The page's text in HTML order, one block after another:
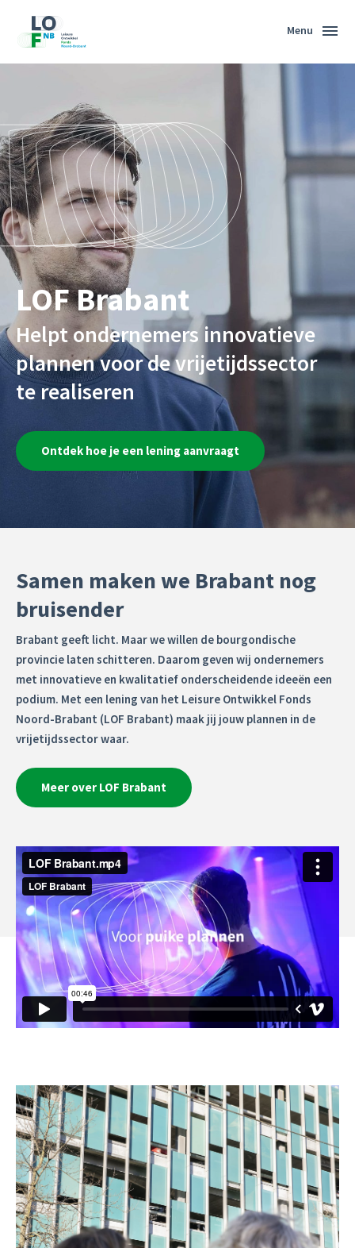
Menu
LOF Brabant
Helpt ondernemers innovatieve
plannen voor de vrijetijdssector
te realiseren
Ontdek hoe je een lening aanvraagt
Samen maken we Brabant nog
bruisender
Brabant geeft licht. Maar we willen de bourgondische
provincie laten schitteren. Daarom geven wij ondernemers
met innovatieve en kwalitatief onderscheidende ideeën een
podium. Met een lening van het Leisure Ontwikkel Fonds
Noord-Brabant (LOF Brabant) maak jij jouw plannen in de
vrijetijdssector waar.
Meer over LOF Brabant